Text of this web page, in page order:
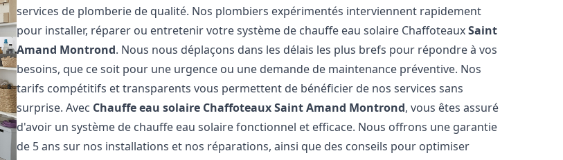
services de plomberie de qualité. Nos plombiers expérimentés interviennent rapidement
pour installer, réparer ou entretenir votre système de chauffe eau solaire ChaffoteauxSaint
Amand Montrond. Nous nous déplaçons dans les délais les plus brefs pour répondre à vos
besoins, que ce soit pour une urgence ou une demande de maintenance préventive. Nos
tarifs compétitifs et transparents vous permettent de bénéficier de nos services sans
surprise. Avec Chauffe eau solaire ChaffoteauxSaint Amand Montrond, vous êtes assuré
d'avoir un système de chauffe eau solaire fonctionnel et efficace. Nous offrons une garantie
de 5 ans sur nos installations et nos réparations, ainsi que des conseils pour optimiser